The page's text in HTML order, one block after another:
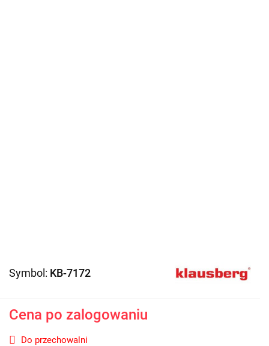
Symbol: KB-7172
Cena po zalogowaniu
Do przechowalni